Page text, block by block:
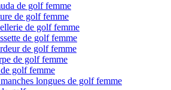
de golf femme
de golf femme
de golf femme
de golf femme
de golf femme
de golf femme
golf femme
longues de golf femme